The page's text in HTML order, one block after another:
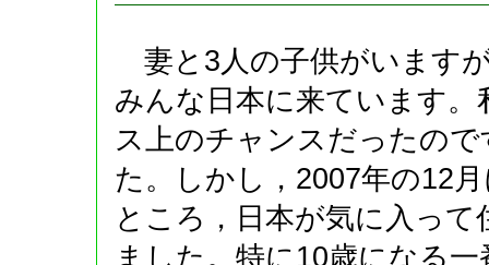
妻と3人の子供がいます
みんな日本に来ています
ス上のチャンスだったの
た。しかし，2007年の12
ところ，日本が気に入っ
ました。特に10歳になる